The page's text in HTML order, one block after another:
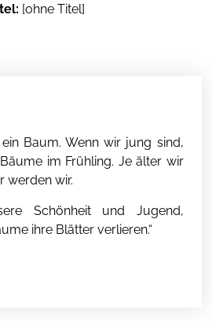
[ohne Titel]
Baum. Wenn wir jung sind,
im Frühling. Je älter wir
werden wir.
Schönheit und Jugend,
ihre Blätter verlieren.“